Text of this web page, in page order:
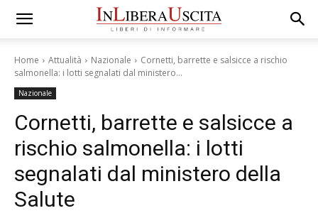
Home Attualità Nazionale
Cornetti, barrette e salsicce a rischio
salmonella: i lotti segnalati dal ministero...
Nazionale
Cornetti, barrette e salsicce a
rischio salmonella: i lotti
segnalati dal ministero della
Salute